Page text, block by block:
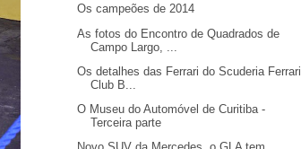
Os campeões de 2014
As fotos do Encontro de Quadrados de
Campo Largo, ...
Os detalhes das Ferrari do Scuderia Ferrari
Club B...
O Museu do Automóvel de Curitiba -
Terceira parte